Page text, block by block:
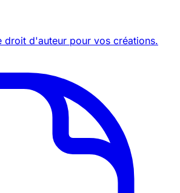
droit d'auteur pour vos créations.